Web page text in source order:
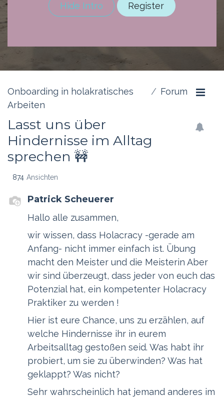
Hide Intro Register
Onboarding in holakratisches
Arbeiten
Forum
Lasst uns über
Hindernisse im Alltag
sprechen 🚧
874 Ansichten
Patrick Scheuerer
Hallo alle zusammen,
wir wissen, dass Holacracy -gerade am
Anfang- nicht immer einfach ist. Übung
macht den Meister und die Meisterin Aber
wir sind überzeugt, dass jeder von euch das
Potenzial hat, ein kompetenter Holacracy
Praktiker zu werden !
Hier ist eure Chance, uns zu erzählen, auf
welche Hindernisse ihr in eurem
Arbeitsalltag gestoßen seid. Was habt ihr
probiert, um sie zu überwinden? Was hat
geklappt? Was nicht?
Sehr wahrscheinlich hat jemand anderes im